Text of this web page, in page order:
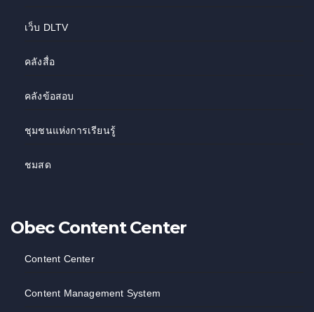
เว็บ DLTV
คลังสื่อ
คลังข้อสอบ
ชุมชนแห่งการเรียนรู้
ชมสด
Obec Content Center
Content Center
Content Management System